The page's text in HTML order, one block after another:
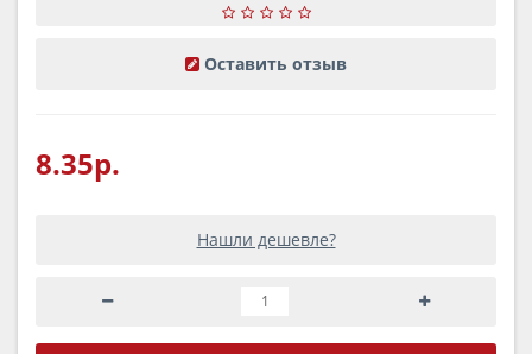
Оставить отзыв
8.35р.
Нашли дешевле?